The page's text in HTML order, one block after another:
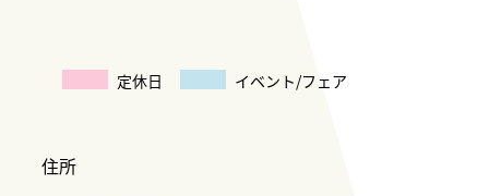
定休日 イベント/フェア
住所